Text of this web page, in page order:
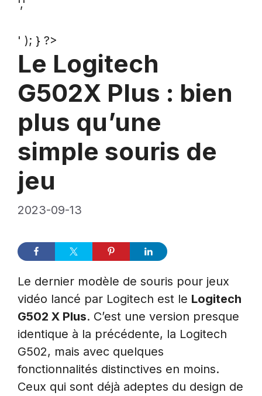
','
' ); } ?>
Le Logitech
G502X Plus : bien
plus qu’une
simple souris de
jeu
2023-09-13
Le dernier modèle de souris pour jeux
vidéo lancé par Logitech est le Logitech
G502 X Plus. C’est une version presque
identique à la précédente, la Logitech
G502, mais avec quelques
fonctionnalités distinctives en moins.
Ceux qui sont déjà adeptes du design de